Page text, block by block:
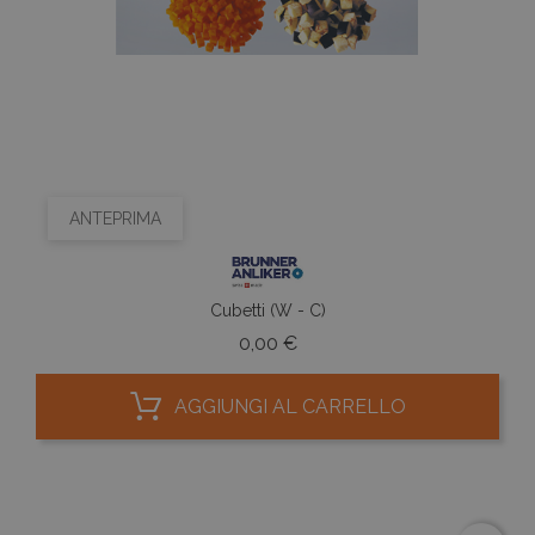
ANTEPRIMA
Cubetti (W - C)
0,00 €Prezzo
AGGIUNGI AL CARRELLO